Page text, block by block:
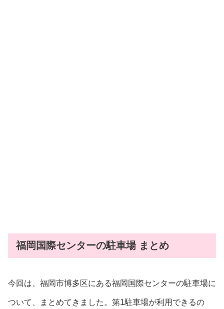
福岡国際センターの駐車場 まとめ
今回は、福岡市博多区にある福岡国際センターの駐車場に
ついて、まとめてきました。第1駐車場が利用できるの